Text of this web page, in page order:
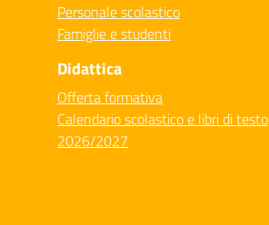
Personale scolastico
Famiglie e studenti
Didattica
Offerta formativa
Calendario scolastico e libri di testo
2026/2027